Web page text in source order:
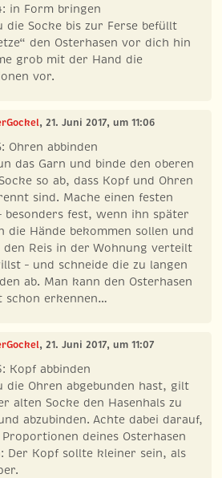
in Form bringen
die Socke bis zur Ferse befüllt
den Osterhasen vor dich hin
grob mit der Hand die
vor.
, 21. Juni 2017, um 11:06
Ohren abbinden
das Garn und binde den oberen
so ab, dass Kopf und Ohren
sind. Mache einen festen
besonders fest, wenn ihn später
die Hände bekommen sollen und
Reis in der Wohnung verteilt
– und schneide die zu langen
ab. Man kann den Osterhasen
schon erkennen…
, 21. Juni 2017, um 11:07
Kopf abbinden
die Ohren abgebunden hast, gilt
alten Socke den Hasenhals zu
abzubinden. Achte dabei darauf,
Proportionen deines Osterhasen
Der Kopf sollte kleiner sein, als